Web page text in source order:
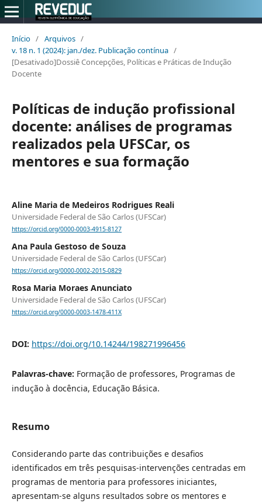
Início / Arquivos /
v. 18 n. 1 (2024): jan./dez. Publicação contínua /
[Desativado]Dossiê Concepções, Políticas e Práticas de Indução
Docente
Políticas de indução profissional
docente: análises de programas
realizados pela UFSCar, os
mentores e sua formação
Aline Maria de Medeiros Rodrigues Reali
Universidade Federal de São Carlos (UFSCar)
https://orcid.org/0000-0003-4915-8127
Ana Paula Gestoso de Souza
Universidade Federal de São Carlos (UFSCar)
https://orcid.org/0000-0002-2015-0829
Rosa Maria Moraes Anunciato
Universidade Federal de São Carlos (UFSCar)
https://orcid.org/0000-0003-1478-411X
DOI: https://doi.org/10.14244/198271996456
Palavras-chave: Formação de professores, Programas de
indução à docência, Educação Básica.
Resumo
Considerando parte das contribuições e desafios
identificados em três pesquisas-intervenções centradas em
programas de mentoria para professores iniciantes,
apresentam-se alguns resultados sobre os mentores e